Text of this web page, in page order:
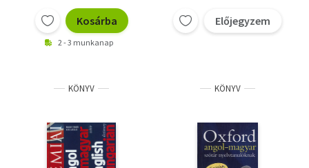
Egyéb Kosárba
2 - 3 munkanap
Előjegyzem
KÖNYV KÖNYV